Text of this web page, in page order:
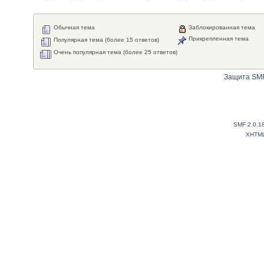
Обычная тема
Популярная тема (более 15 ответов)
Очень популярная тема (более 25 ответов)
Заблокированная тема
Прикрепленная тема
Защита
SMF